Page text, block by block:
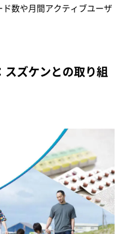
数や月間アクティブユーザ
ズケンとの取り組